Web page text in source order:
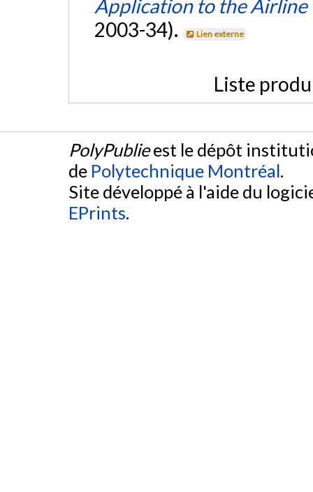
Application to the
2003-34).
Lien externe
Liste
PolyPublieest le dépôt
de Polytechnique Montréal.
Site développé à l'aide du
EPrints.